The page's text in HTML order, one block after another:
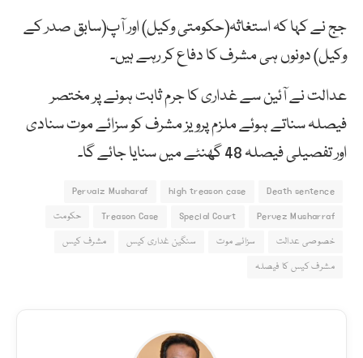
جج نے کہا کہ استغاثہ(حکومتی وکیل) اور آپ(سابق صدر کے
وکیل) دونوں ہی مشرف کا دفاع کر رہے ہیں۔
عدالت نے آئین سے غداری کا جرم ثابت ہونے پر مختصر
فیصلہ سناتے ہوئے ملزم پرویز مشرف کو سزائے موت سنادی
اور تفصیلی فیصلہ 48 گھنٹے میں سنایا جائے گا۔
Death sentence
high treason case
Pervaiz Musharaf
Pervez Musharraf
Special Court
Treason Case
حکومت
خصوصی عدالت
سزائے موت سنگین غداری کیس
مشرف کیس
مشرف کیس کا فیصلہ